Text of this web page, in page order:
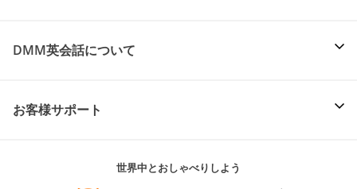
DMM英会話について
お客様サポート
世界中とおしゃべりしよう